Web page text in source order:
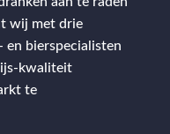
wij met drie
en bierspecialisten
kwaliteit
te